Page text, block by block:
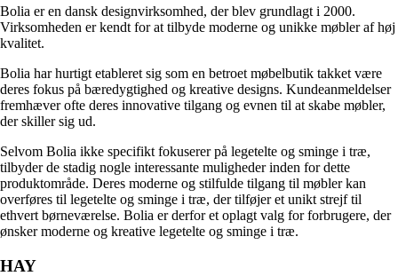
Bolia er en dansk designvirksomhed, der blev grundlagt i 2000.
Virksomheden er kendt for at tilbyde moderne og unikke møbler af høj
kvalitet.
Bolia har hurtigt etableret sig som en betroet møbelbutik takket være
deres fokus på bæredygtighed og kreative designs. Kundeanmeldelser
fremhæver ofte deres innovative tilgang og evnen til at skabe møbler,
der skiller sig ud.
Selvom Bolia ikke specifikt fokuserer på legetelte og sminge i træ,
tilbyder de stadig nogle interessante muligheder inden for dette
produktområde. Deres moderne og stilfulde tilgang til møbler kan
overføres til legetelte og sminge i træ, der tilføjer et unikt strejf til
ethvert børneværelse. Bolia er derfor et oplagt valg for forbrugere, der
ønsker moderne og kreative legetelte og sminge i træ.
HAY